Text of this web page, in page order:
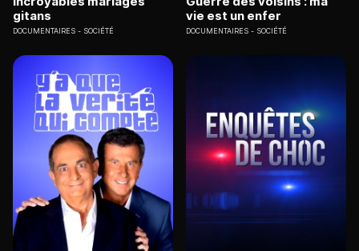
gitans
DOCUMENTAIRES SOCIÉTÉ
vie est un enfer
DOCUMENTAIRES SOCIÉTÉ